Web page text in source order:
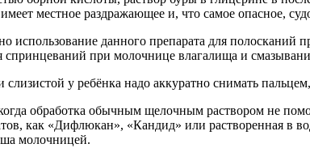
местное раздражающее и, что самое опасное,
использование данного препарата для полосканий
спринцеваний при молочнице влагалища и
слизистой у ребёнка надо аккуратно снимать
обработка обычным щелочным раствором не
как «Дифлюкан», «Кандид» или растворенная в
молочницей.